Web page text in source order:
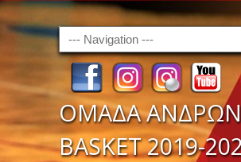
Navigation
ΟΜΑΔΑ ΑΝΔΡΩΝ
BASKET 2019-